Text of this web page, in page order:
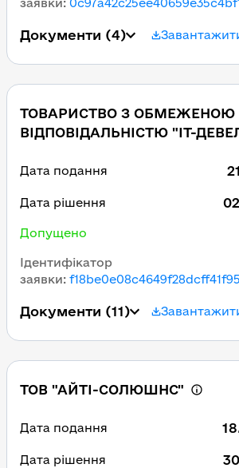
заявки:
Документи (4)
ТОВАРИСТВО З ОБМЕЖЕНОЮ
ВІДПОВІДАЛЬНІСТЮ "ІТ-
Дата подання
Дата рішення
Допущено
Ідентифікатор
заявки:
Документи (11)
ТОВ "АЙТІ-СОЛЮШНС"
Дата подання
Дата рішення